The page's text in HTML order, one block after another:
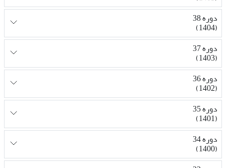
دوره 38
(1404)
دوره 37
(1403)
دوره 36
(1402)
دوره 35
(1401)
دوره 34
(1400)